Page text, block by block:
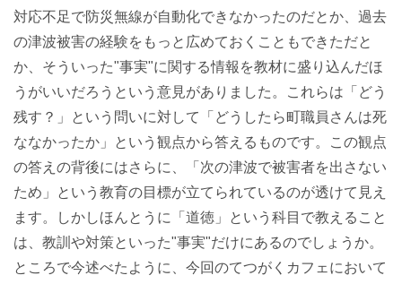
対応不足で防災無線が自動化できなかったのだとか、過去
の津波被害の経験をもっと広めておくこともできただと
か、そういった"事実"に関する情報を教材に盛り込んだほ
うがいいだろうという意見がありました。これらは「どう
残す？」という問いに対して「どうしたら町職員さんは死
ななかったか」という観点から答えるものです。この観点
の答えの背後にはさらに、「次の津波で被害者を出さない
ため」という教育の目標が立てられているのが透けて見え
ます。しかしほんとうに「道徳」という科目で教えること
は、教訓や対策といった"事実"だけにあるのでしょうか。
ところで今述べたように、今回のてつがくカフェにおいて